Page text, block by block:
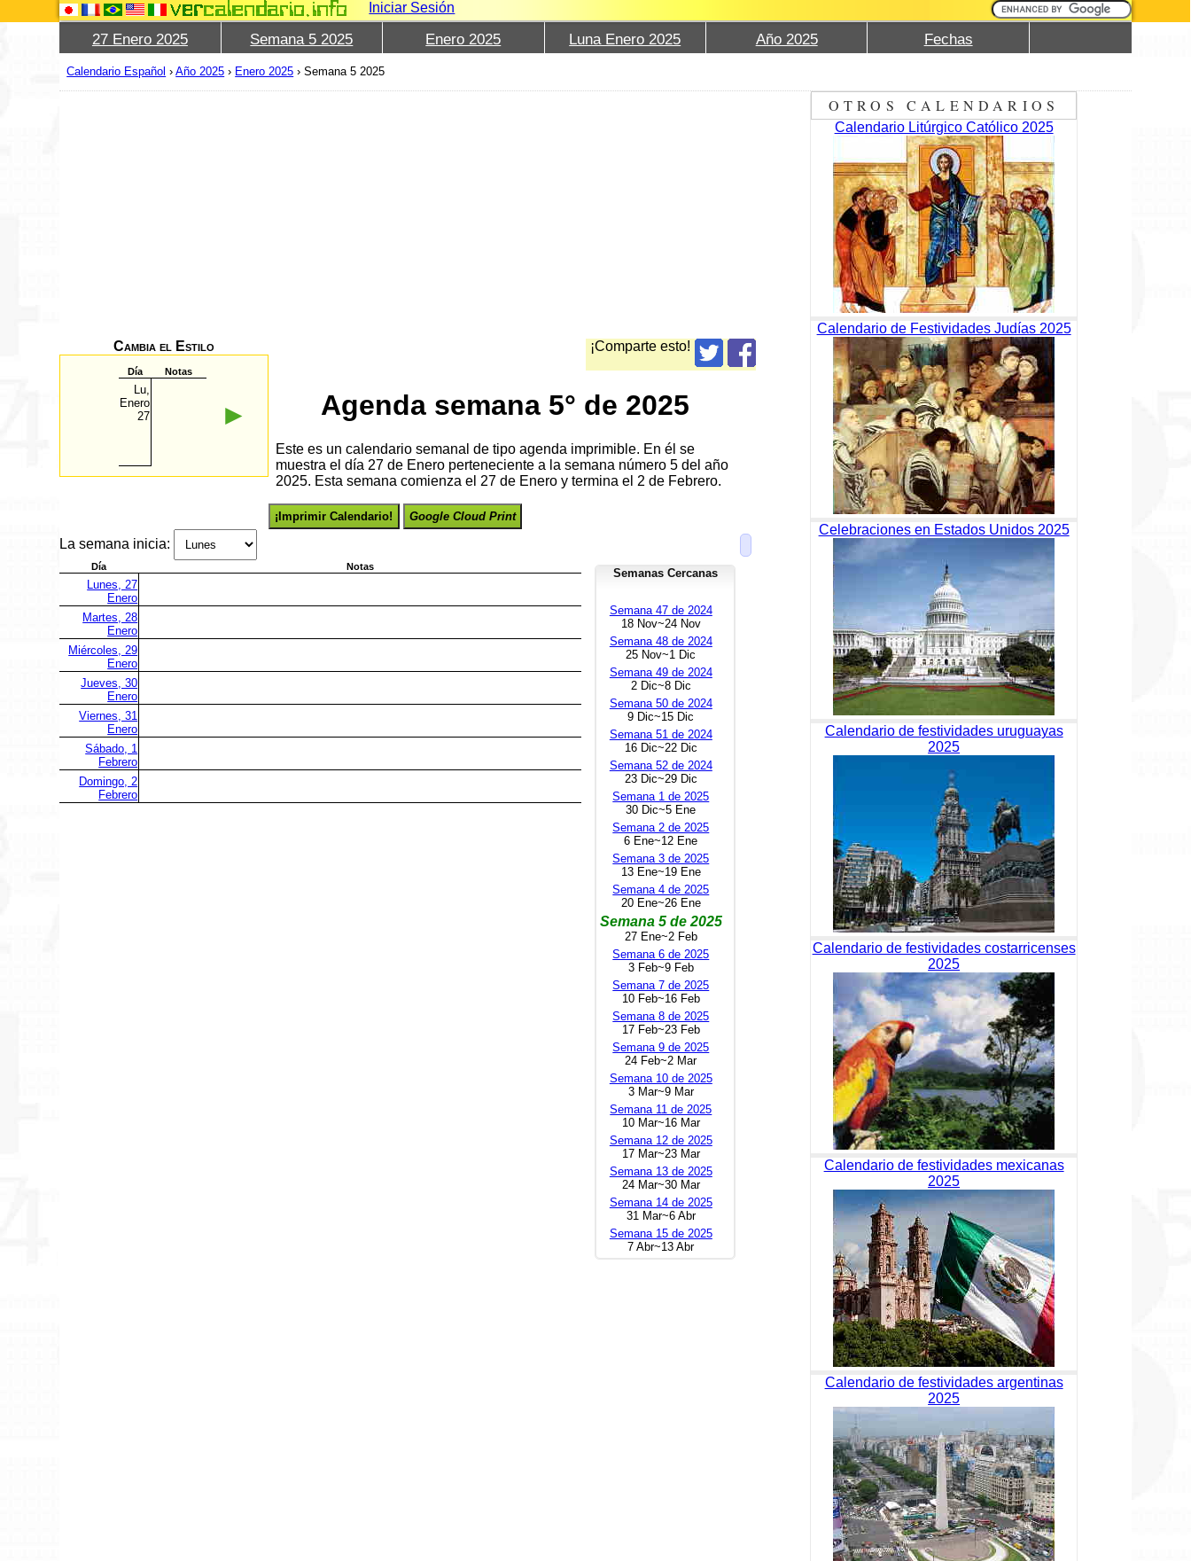
Iniciar Sesión
27 Enero 2025 Semana 5 2025 Enero 2025 Luna Enero 2025 Año 2025 Fechas
Calendario Español ›Año 2025 › Enero 2025 ›Semana 5 2025
¡Comparte esto!
Cambia el Estilo
Día Notas
Lu,
Enero
27
► Agenda semana 5° de 2025
Este es un calendario semanal de tipo agenda imprimible. En él se
muestra el día 27 de Enero perteneciente a la semana número 5 del año
2025. Esta semana comienza el 27 de Enero y termina el 2 de Febrero.
¡Imprimir Calendario! Google Cloud Print
La semana inicia:
Día Notas
Lunes, 27
Enero
Martes, 28
Enero
Miércoles, 29
Enero
Jueves, 30
Enero
Viernes, 31
Enero
Sábado, 1
Febrero
Domingo, 2
Febrero
Semanas Cercanas
Semana 47 de 2024
18 Nov~24 Nov
Semana 48 de 2024
25 Nov~1 Dic
Semana 49 de 2024
2 Dic~8 Dic
Semana 50 de 2024
9 Dic~15 Dic
Semana 51 de 2024
16 Dic~22 Dic
Semana 52 de 2024
23 Dic~29 Dic
Semana 1 de 2025
30 Dic~5 Ene
Semana 2 de 2025
6 Ene~12 Ene
Semana 3 de 2025
13 Ene~19 Ene
Semana 4 de 2025
20 Ene~26 Ene
Semana 5 de 2025
27 Ene~2 Feb
Semana 6 de 2025
3 Feb~9 Feb
Semana 7 de 2025
10 Feb~16 Feb
Semana 8 de 2025
17 Feb~23 Feb
Semana 9 de 2025
24 Feb~2 Mar
Semana 10 de 2025
3 Mar~9 Mar
Semana 11 de 2025
10 Mar~16 Mar
Semana 12 de 2025
17 Mar~23 Mar
Semana 13 de 2025
24 Mar~30 Mar
Semana 14 de 2025
31 Mar~6 Abr
Semana 15 de 2025
7 Abr~13 Abr
OTROS CALENDARIOS
Calendario Litúrgico Católico 2025
Calendario de Festividades Judías 2025
Celebraciones en Estados Unidos 2025
Calendario de festividades uruguayas
2025
Calendario de festividades costarricenses
2025
Calendario de festividades mexicanas
2025
Calendario de festividades argentinas
2025